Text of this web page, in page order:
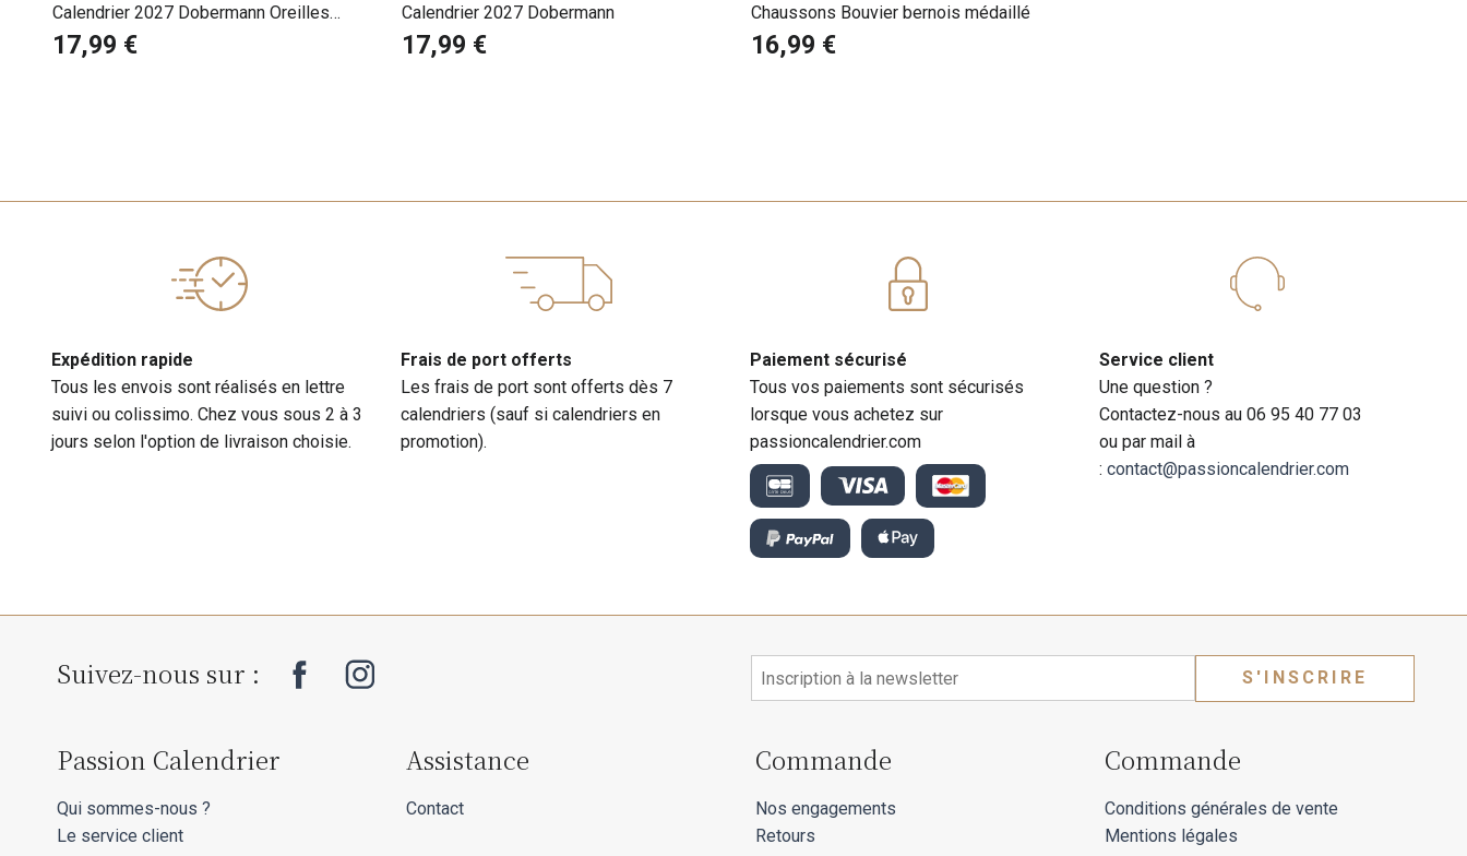
Calendrier 2027 Dobermann Oreilles
Coupées
17,99 €
Calendrier 2027 Dobermann
17,99 €
Chaussons Bouvier bernois médaillé
16,99 €
Expédition rapide
Tous les envois sont réalisés en lettre
suivi ou colissimo. Chez vous sous 2 à 3
jours selon l'option de livraison choisie.
Frais de port offerts
Les frais de port sont offerts dès 7
calendriers (sauf si calendriers en
promotion).
Paiement sécurisé
Tous vos paiements sont sécurisés
lorsque vous achetez sur
passioncalendrier.com
Service client
Une question ?
Contactez-nous au 06 95 40 77 03
ou par mail à
: contact@passioncalendrier.com
Suivez-nous sur : S'INSCRIRE
Passion Calendrier
Qui sommes-nous ?
Le service client
Assistance
Contact
Commande
Nos engagements
Retours
Commande
Conditions générales de vente
Mentions légales